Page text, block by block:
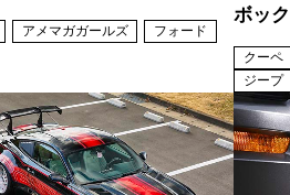
アメマガガールズ フォード
ボック
クーペ
ジープ